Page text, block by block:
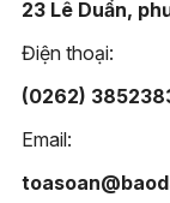
23 Lê Duẩn,
Điện thoại:
(0262)
Email: